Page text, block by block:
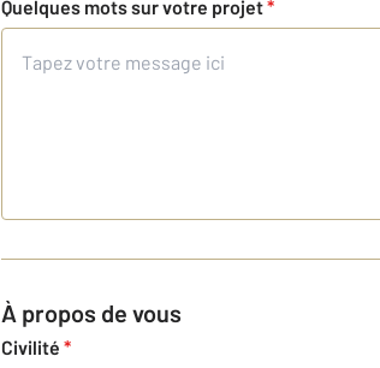
Quelques mots sur votre projet*
À propos de vous
Civilité *